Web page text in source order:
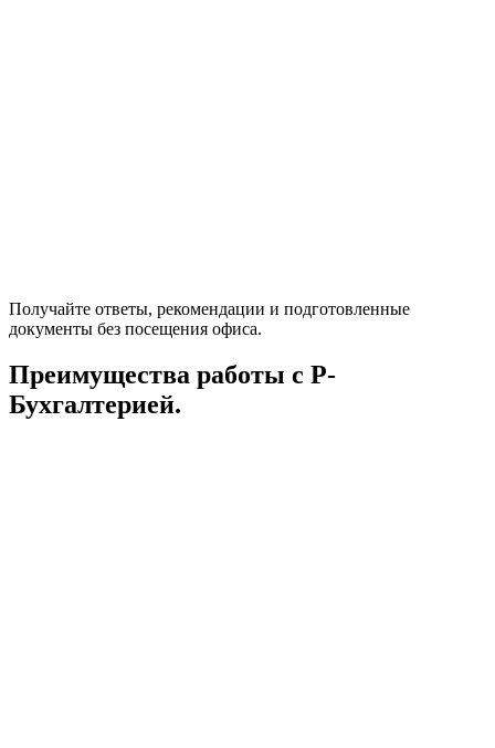
Получайте ответы, рекомендации и подготовленные
документы без посещения офиса.
Преимущества работы с Р-
Бухгалтерией.